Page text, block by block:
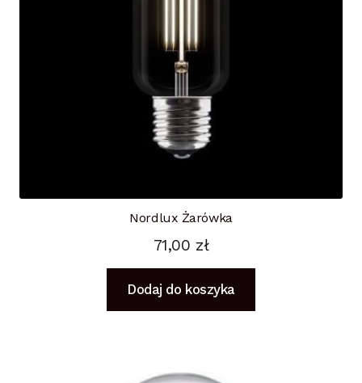
Nordlux Żarówka
71,00 zł
Dodaj do koszyka